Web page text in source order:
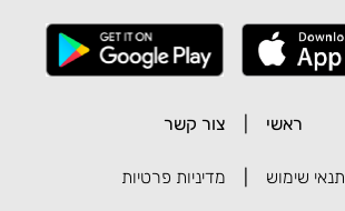
ראשי צור קשר
תנאי שימוש מדיניות פרטיות